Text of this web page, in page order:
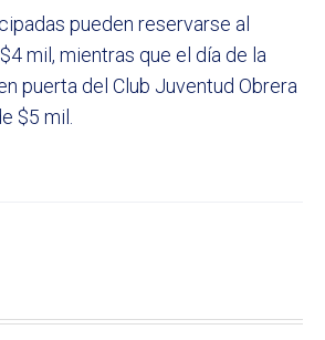
pueden reservarse al
mil, mientras que el día de la
puerta del Club Juventud Obrera
$5 mil.